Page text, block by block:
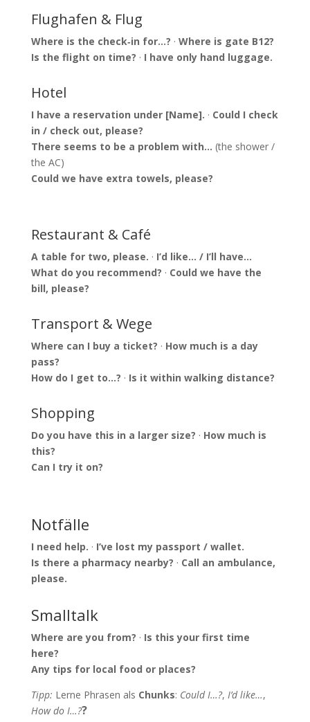
Flughafen & Flug
Where is the check‑in for…? · Where is gate B12?
Is the flight on time? · I have only hand luggage.
Hotel
I have a reservation under [Name]. · Could I check
in / check out, please?
There seems to be a problem with… (the shower /
the AC)
Could we have extra towels, please?
Restaurant & Café
A table for two, please. · I’d like… / I’ll have…
What do you recommend? · Could we have the
bill, please?
Transport & Wege
Where can I buy a ticket? · How much is a day
pass?
How do I get to…? · Is it within walking distance?
Shopping
Do you have this in a larger size? · How much is
this?
Can I try it on?
Notfälle
I need help. · I’ve lost my passport / wallet.
Is there a pharmacy nearby? · Call an ambulance,
please.
Smalltalk
Where are you from? · Is this your first time
here?
Any tips for local food or places?
Tipp: Lerne Phrasen als Chunks: Could I…?, I’d like…,
How do I…??